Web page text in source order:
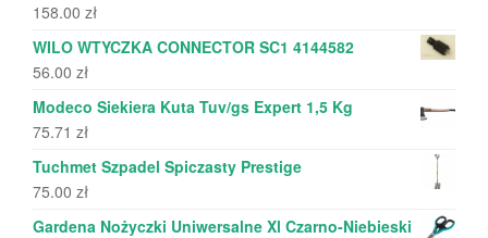
158.00 zł
WILO WTYCZKA CONNECTOR SC1 4144582
56.00 zł
Modeco Siekiera Kuta Tuv/gs Expert 1,5 Kg
75.71 zł
Tuchmet Szpadel Spiczasty Prestige
75.00 zł
Gardena Nożyczki Uniwersalne Xl Czarno-Niebieski